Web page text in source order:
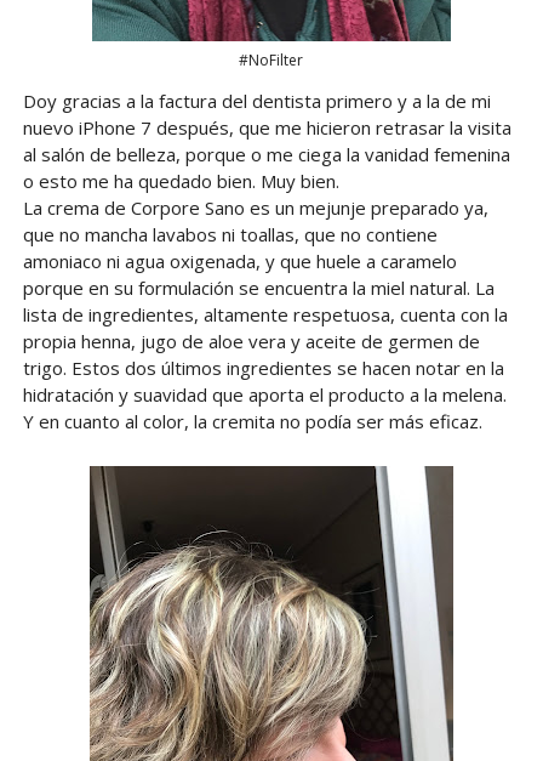
#NoFilter
Doy gracias a la factura del dentista primero y a la de mi
nuevo iPhone 7 después, que me hicieron retrasar la visita
al salón de belleza, porque o me ciega la vanidad femenina
o esto me ha quedado bien. Muy bien.
La crema de Corpore Sano es un mejunje preparado ya,
que no mancha lavabos ni toallas, que no contiene
amoniaco ni agua oxigenada, y que huele a caramelo
porque en su formulación se encuentra la miel natural. La
lista de ingredientes, altamente respetuosa, cuenta con la
propia henna, jugo de aloe vera y aceite de germen de
trigo. Estos dos últimos ingredientes se hacen notar en la
hidratación y suavidad que aporta el producto a la melena.
Y en cuanto al color, la cremita no podía ser más eficaz.